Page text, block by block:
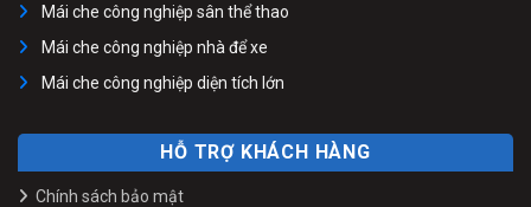
Mái che công nghiệp sân thể thao
Mái che công nghiệp nhà để xe
Mái che công nghiệp diện tích lớn
HỖ TRỢ KHÁCH HÀNG
Chính sách bảo mật